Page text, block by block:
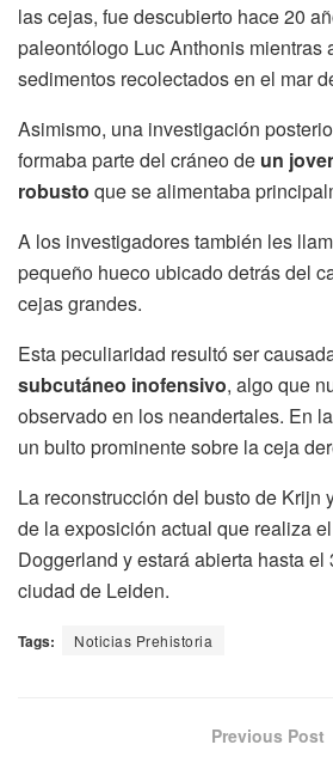
las cejas, fue descubierto hace 20
paleontólogo Luc Anthonis mientras
sedimentos recolectados en el mar
Asimismo, una investigación
formaba parte del cráneo de un
robusto que se alimentaba
A los investigadores también les
pequeño hueco ubicado detrás del
cejas grandes.
Esta peculiaridad resultó ser
subcutáneo inofensivo, algo que
observado en los neandertales. En
un bulto prominente sobre la ceja
La reconstrucción del busto de Krijn
de la exposición actual que realiza
Doggerland y estará abierta hasta el
ciudad de Leiden.
Tags: Noticias Prehistoria
Previous Post